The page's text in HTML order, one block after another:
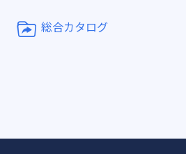
総合カタログ